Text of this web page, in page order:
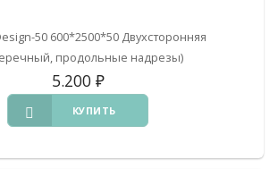
50 600*2500*50 Двухсторонняя
продольные надрезы)
5.200 ₽
КУПИТЬ